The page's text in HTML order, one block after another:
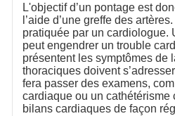
L'objectif d’un pontage est
l’aide d’une greffe des
pratiquée par un cardiologue.
peut engendrer un trouble
présentent les symptômes de
thoraciques doivent
fera passer des examens,
cardiaque ou un
bilans cardiaques de façon